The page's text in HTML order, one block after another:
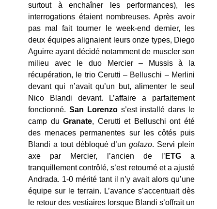
surtout à enchaîner les performances), les
interrogations étaient nombreuses. Après avoir
pas mal fait tourner le week-end dernier, les
deux équipes alignaient leurs onze types, Diego
Aguirre ayant décidé notamment de muscler son
milieu avec le duo Mercier – Mussis à la
récupération, le trio Cerutti – Belluschi – Merlini
devant qui n’avait qu’un but, alimenter le seul
Nico Blandi devant. L’affaire a parfaitement
fonctionné. San Lorenzos’est installé dans le
camp duGranate, Cerutti et Belluschi ont été
des menaces permanentes sur les côtés puis
Blandi a tout débloqué d’ungolazo. Servi plein
axe par Mercier, l’ancien de l’ ETGa
tranquillement contrôlé, s’est retourné et a ajusté
Andrada. 1-0 mérité tant il n’y avait alors qu’une
équipe sur le terrain. L’avance s’accentuait dès
le retour des vestiaires lorsque Blandi s’offrait un